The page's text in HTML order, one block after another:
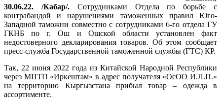
30.06.22. /Кабар/.Сотрудниками Отдела по борьбе с
контрабандой и нарушениями таможенных правил Юго-
Западной таможни совместно с сотрудниками 6-го отдела ГУ
ГКНБ по г. Ош и Ошской области установлен факт
недостоверного декларирования товаров. Об этом сообщает
пресс-служба Государственной таможенной службы (ГТС) КР.
Так, 22 июня 2022 года из Китайской Народной Республики
через МПТП «Иркештам» в адрес получателя «ОсОО И.Л.П.»
на территорию Кыргызстана прибыл товар – одежда в
ассортименте.